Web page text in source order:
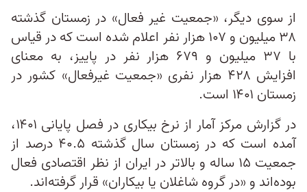
از سوی دیگر، «جمعیت غیر فعال» در زمستان گذشته
۳۸ میلیون و ۱۰۷ هزار نفر اعلام شده است که در قیاس
با ۳۷ میلیون و ۶۷۹ هزار نفر در پاییز، به معنای
افزایش ۴۲۸ هزار نفری «جمعیت غیرفعال» کشور در
زمستان ۱۴۰۱ است.
در گزارش مرکز آمار از نرخ بیکاری در فصل پایانی ۱۴۰۱،
آمده است که در زمستان سال گذشته ۴۰.۵ درصد از
جمعيت ۱۵ ساله و بالاتر در ایران از نظر اقتصادی فعال
بوده‌اند و «در گروه شاغلان يا بيكاران» قرار گرفته‌اند.